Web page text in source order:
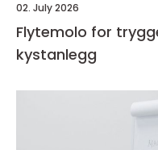
02. July 2026
Flytemolo for
kystanlegg